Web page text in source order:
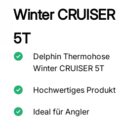
Winter CRUISER
5T
Delphin Thermohose
Winter CRUISER 5T
Hochwertiges Produkt
Ideal für Angler